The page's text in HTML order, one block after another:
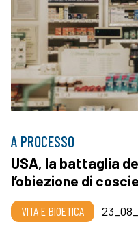
A PROCESSO
USA, la battaglia
l’obiezione di
VITA E BIOETICA